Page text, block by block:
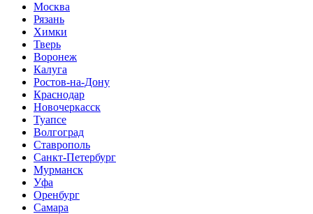
Москва
Рязань
Химки
Тверь
Воронеж
Калуга
Ростов-на-Дону
Краснодар
Новочеркасск
Туапсе
Волгоград
Ставрополь
Санкт-Петербург
Мурманск
Уфа
Оренбург
Самара